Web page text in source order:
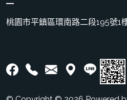
桃園市平鎮區環南路二段195號1